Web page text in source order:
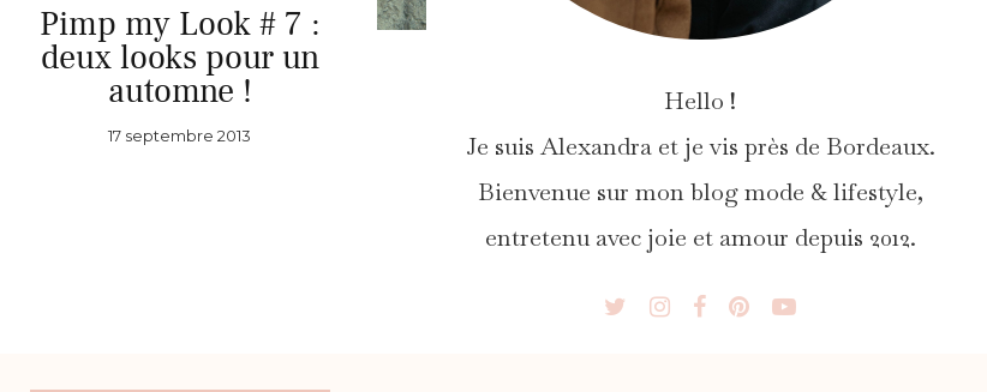
Pimp my Look # 7 :
deux looks pour un
automne !
17 septembre 2013
Hello !
Je suis Alexandra et je vis près de Bordeaux.
Bienvenue sur mon blog mode & lifestyle,
entretenu avec joie et amour depuis 2012.